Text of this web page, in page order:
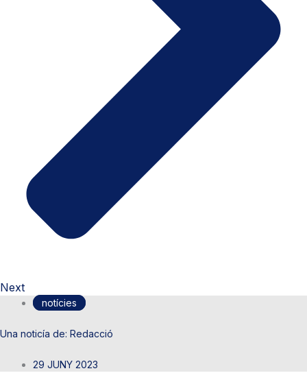
Next
notícies
Redacció
29 JUNY 2023